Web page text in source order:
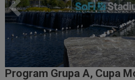
Program Grupa A, Cupa